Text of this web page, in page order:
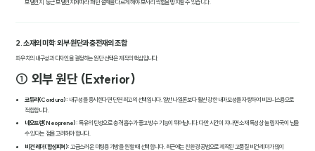
모델인지, 둥근 모델인지에 따라 패턴 설계를 다르게 해야 모서리 찍힘을 방지할 수 있습니다.
2. 소재의 미학: 외부 원단과 충전재의 조합
파우치의 내구성과 디자인을 결정하는 원단 선택은 제작의 핵심입니다.
① 외부 원단 (Exterior)
코듀라(Cordura): 내구성을 중시한다면 단연 최고의 선택입니다. 일반 나일론보다 훨씬 강한 내마모성을 자랑하여 비즈니스용으로
적합합니다.
네오프렌(Neoprene): 특유의 탄성으로 충격 흡수가 좋고 방수 기능이 뛰어납니다. 다만 시간이 지나면 소재 특성상 눌림 자국이 남을
수 있다는 점을 고려해야 합니다.
비건 레더(합성피혁): 고급스러운 미팅용 가방을 원할 때 선택합니다. 최근에는 친환경 공법으로 제작된 고품질 비건 레더가 많이